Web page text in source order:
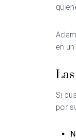
en
Si
por